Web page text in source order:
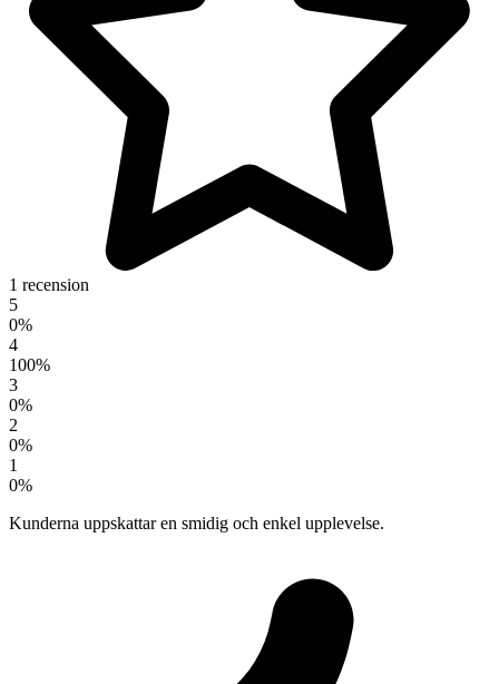
1 recension
5
0%
4
100%
3
0%
2
0%
1
0%
Kunderna uppskattar en smidig och enkel upplevelse.